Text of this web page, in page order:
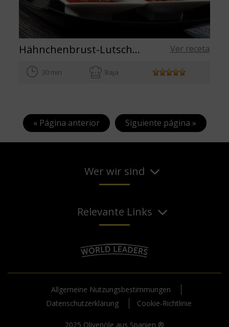
Hähnchenbrust-Lutscher mit Tomatensoße Ver receta
30 min Baja
« Página anterior Siguiente página »
Wer wir sind
Relevante Links
Allgemeine Nutzungsbestimmungen
Datenschutzerklärung
Cookie-Richtlinie
2025 Olivenöle aus Spanien ®